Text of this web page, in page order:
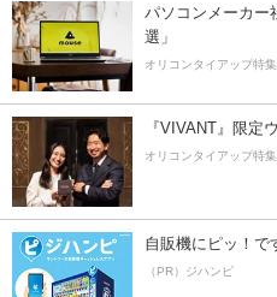
パソコンメーカー
選」
オリコンタイアップ特集
『VIVANT』限定
オリコンタイアップ特集
自販機にピッ！で
（PR）ジハンピ